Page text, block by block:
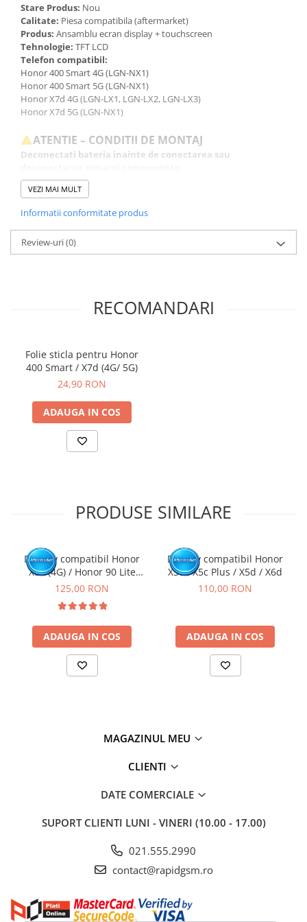
Stare Produs: Nou
Calitate: Piesa compatibila (aftermarket)
Produs: Ansamblu ecran display + touchscreen
Tehnologie: TFT LCD
Telefon compatibil:
Honor 400 Smart 4G (LGN-NX1)
Honor 400 Smart 5G (LGN-NX1)
Honor X7d 4G (LGN-LX1, LGN-LX2, LGN-LX3)
Honor X7d 5G (LGN-NX1)
ATENTIE – CONDITII DE MONTAJ
Deconectati bateria inainte de conectarea sau
Testati produsul inainte de montajul final, fara a indeparta foliile
de protectie, sigiliile sau etichetele.
Inlocuirea componentelor interne este un proces delicat si
necesita cunostinte si echipamente specifice domeniului
reparatiilor GSM.
Se recomanda montajul intr-un service specializat.
intr-un service GSM.
Click aici pentru mai multe informatii
VEZI MAI MULT
Informatii conformitate produs
Review-uri(0)
RECOMANDARI
Folie sticla pentru Honor
400 Smart / X7d (4G/ 5G)
24,90 RON
ADAUGA IN COS
PRODUSE SIMILARE
Display compatibil Honor
X8a (4G) / Honor 90 Lite
(5G), Negru - cu Rama
125,00 RON
ADAUGA IN COS
Display compatibil Honor
X5c / X5c Plus / X5d / X6d
110,00 RON
ADAUGA IN COS
MAGAZINUL MEU
CLIENTI
DATE COMERCIALE
SUPORT CLIENTI LUNI - VINERI (10.00 - 17.00)
021.555.2990
contact@rapidgsm.ro